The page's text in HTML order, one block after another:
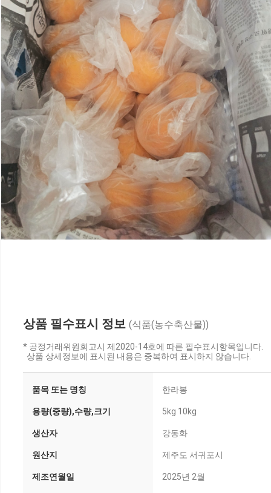
상품 필수표시 정보 (식품(농수축산물))
* 공정거래위원회고시 제2020-14호에 따른 필수표시항목입니다.
상품 상세정보에 표시된 내용은 중복하여 표시하지 않습니다.
품목 또는 명칭 한라봉
용량(중량),수량,크기 5kg 10kg
생산자 강동화
원산지 제주도 서귀포시
제조연월일 2025년 2월